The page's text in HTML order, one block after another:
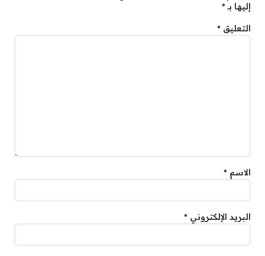
إليها بـ*
التعليق *
الاسم *
البريد الإلكتروني *